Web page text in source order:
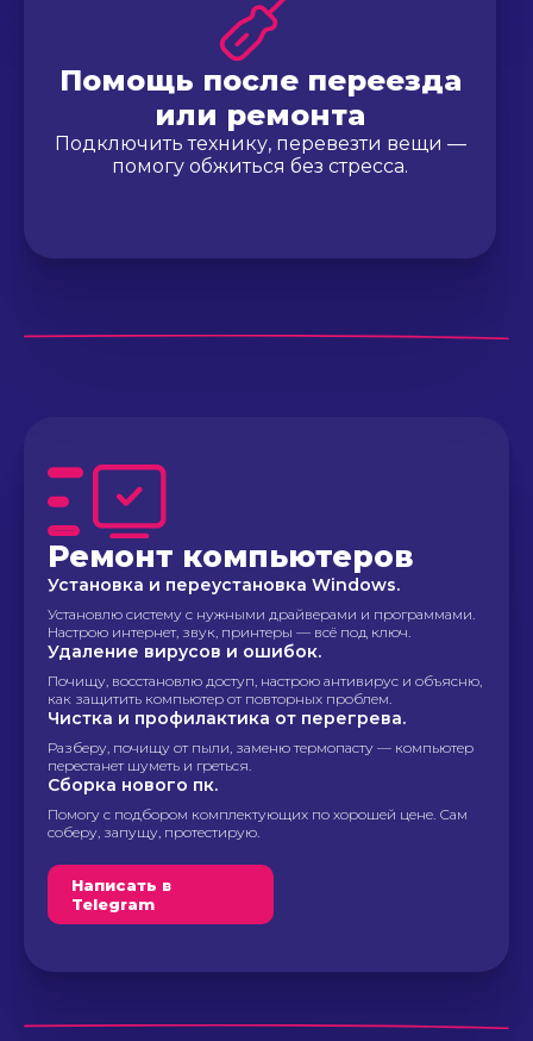
Помощь после переезда
или ремонта
Подключить технику, перевезти вещи —
помогу обжиться без стресса.
Ремонт компьютеров
Установка и переустановка Windows.
Установлю систему с нужными драйверами и программами.
Настрою интернет, звук, принтеры — всё под ключ.
Удаление вирусов и ошибок.
Почищу, восстановлю доступ, настрою антивирус и объясню,
как защитить компьютер от повторных проблем.
Чистка и профилактика от перегрева.
Разберу, почищу от пыли, заменю термопасту — компьютер
перестанет шуметь и греться.
Сборка нового пк.
Помогу с подбором комплектующих по хорошей цене. Сам
соберу, запущу, протестирую.
Написать в
Telegram